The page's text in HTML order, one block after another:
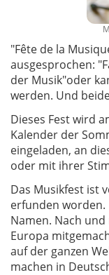
"Fête de la
ausgesprochen:
der Musik"oder
werden. Und
Dieses Fest wird
Kalender der
eingeladen, an
oder mit ihrer
Das Musikfest ist
erfunden worden.
Namen. Nach
Europa
auf der ganzen
machen in